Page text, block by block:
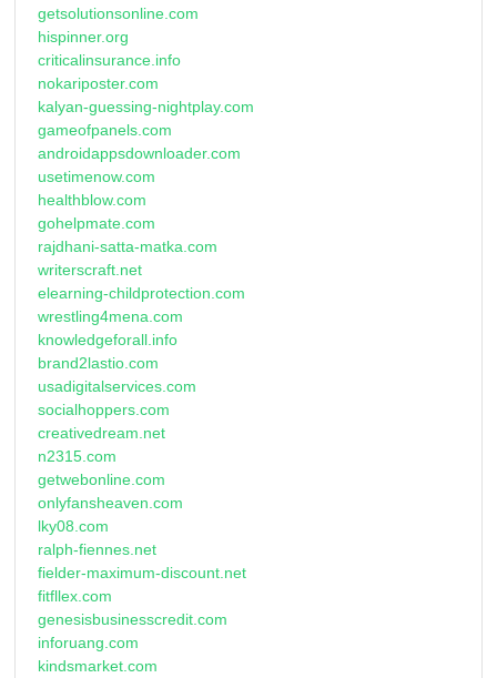
getsolutionsonline.com
hispinner.org
criticalinsurance.info
nokariposter.com
kalyan-guessing-nightplay.com
gameofpanels.com
androidappsdownloader.com
usetimenow.com
healthblow.com
gohelpmate.com
rajdhani-satta-matka.com
writerscraft.net
elearning-childprotection.com
wrestling4mena.com
knowledgeforall.info
brand2lastio.com
usadigitalservices.com
socialhoppers.com
creativedream.net
n2315.com
getwebonline.com
onlyfansheaven.com
lky08.com
ralph-fiennes.net
fielder-maximum-discount.net
fitfllex.com
genesisbusinesscredit.com
inforuang.com
kindsmarket.com